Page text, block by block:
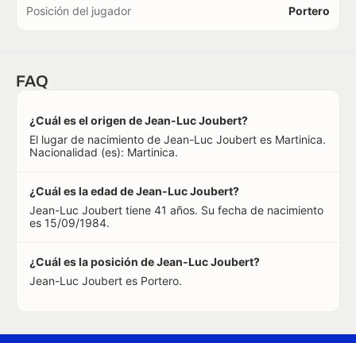
Posición del jugador Portero
FAQ
¿Cuál es el origen de Jean-Luc Joubert?
El lugar de nacimiento de Jean-Luc Joubert es Martinica.
Nacionalidad (es): Martinica.
¿Cuál es la edad de Jean-Luc Joubert?
Jean-Luc Joubert tiene 41 años. Su fecha de nacimiento
es 15/09/1984.
¿Cuál es la posición de Jean-Luc Joubert?
Jean-Luc Joubert es Portero.